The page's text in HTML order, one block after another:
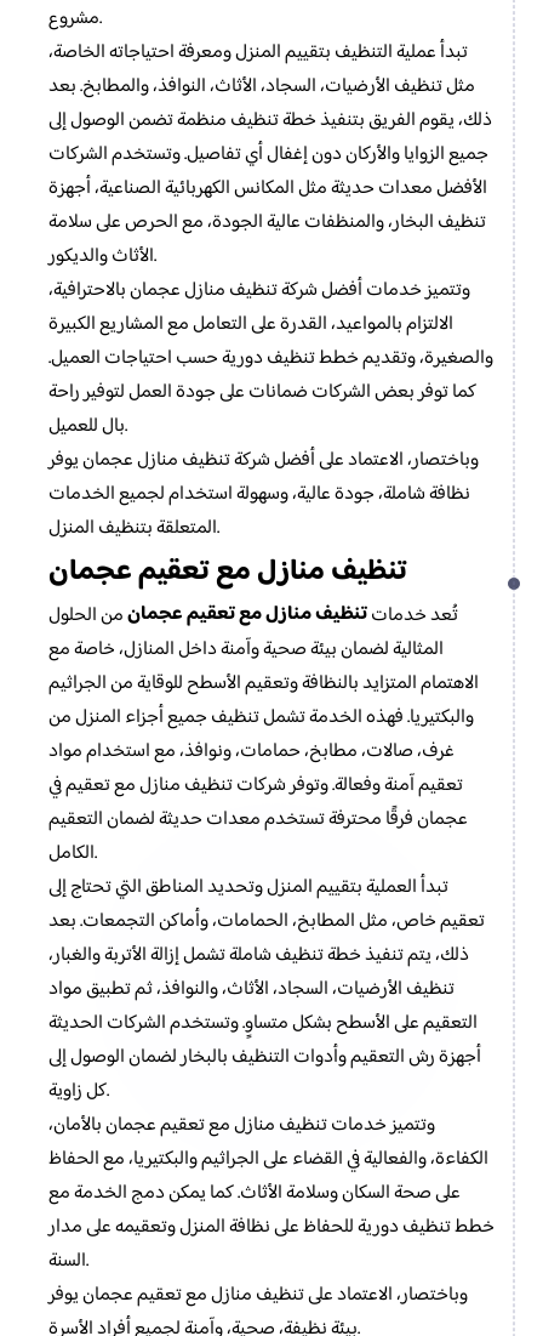
مشروع.
تبدأ عملية التنظيف بتقييم المنزل ومعرفة احتياجاته الخاصة،
مثل تنظيف الأرضيات، السجاد، الأثاث، النوافذ، والمطابخ. بعد
ذلك، يقوم الفريق بتنفيذ خطة تنظيف منظمة تضمن الوصول إلى
جميع الزوايا والأركان دون إغفال أي تفاصيل. وتستخدم الشركات
الأفضل معدات حديثة مثل المكانس الكهربائية الصناعية، أجهزة
تنظيف البخار، والمنظفات عالية الجودة، مع الحرص على سلامة
الأثاث والديكور.
وتتميز خدمات أفضل شركة تنظيف منازل عجمان بالاحترافية،
الالتزام بالمواعيد، القدرة على التعامل مع المشاريع الكبيرة
والصغيرة، وتقديم خطط تنظيف دورية حسب احتياجات العميل.
كما توفر بعض الشركات ضمانات على جودة العمل لتوفير راحة
بال للعميل.
وباختصار، الاعتماد على أفضل شركة تنظيف منازل عجمان يوفر
نظافة شاملة، جودة عالية، وسهولة استخدام لجميع الخدمات
المتعلقة بتنظيف المنزل.
تنظيف منازل مع تعقيم عجمان
تُعد خدماتتنظيف منازل مع تعقيم عجمانمن الحلول
المثالية لضمان بيئة صحية وآمنة داخل المنازل، خاصة مع
الاهتمام المتزايد بالنظافة وتعقيم الأسطح للوقاية من الجراثيم
والبكتيريا. فهذه الخدمة تشمل تنظيف جميع أجزاء المنزل من
غرف، صالات، مطابخ، حمامات، ونوافذ، مع استخدام مواد
تعقيم آمنة وفعالة. وتوفر شركات تنظيف منازل مع تعقيم في
عجمان فرقًا محترفة تستخدم معدات حديثة لضمان التعقيم
الكامل.
تبدأ العملية بتقييم المنزل وتحديد المناطق التي تحتاج إلى
تعقيم خاص، مثل المطابخ، الحمامات، وأماكن التجمعات. بعد
ذلك، يتم تنفيذ خطة تنظيف شاملة تشمل إزالة الأتربة والغبار،
تنظيف الأرضيات، السجاد، الأثاث، والنوافذ، ثم تطبيق مواد
التعقيم على الأسطح بشكل متساوٍ. وتستخدم الشركات الحديثة
أجهزة رش التعقيم وأدوات التنظيف بالبخار لضمان الوصول إلى
كل زاوية.
وتتميز خدمات تنظيف منازل مع تعقيم عجمان بالأمان،
الكفاءة، والفعالية في القضاء على الجراثيم والبكتيريا، مع الحفاظ
على صحة السكان وسلامة الأثاث. كما يمكن دمج الخدمة مع
خطط تنظيف دورية للحفاظ على نظافة المنزل وتعقيمه على مدار
السنة.
وباختصار، الاعتماد على تنظيف منازل مع تعقيم عجمان يوفر
بيئة نظيفة، صحية، وآمنة لجميع أفراد الأسرة.